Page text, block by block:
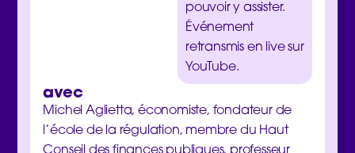
pouvoir y assister.
Événement
retransmis en live sur
YouTube.
avec
Michel Aglietta, économiste, fondateur de
l’école de la régulation, membre du Haut
Conseil des finances publiques, professeur